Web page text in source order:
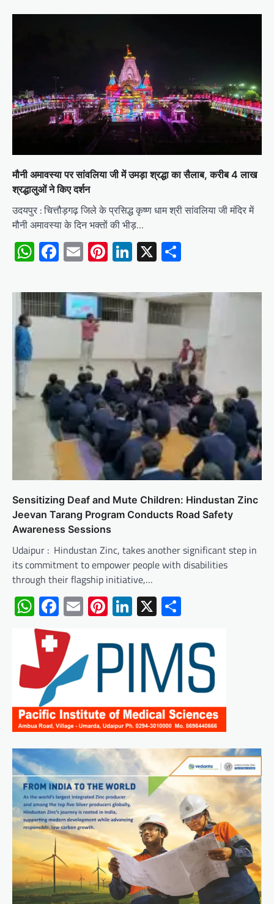
मौनी अमावस्या पर सांवलिया जी में उमड़ा श्रद्धा का सैलाब, करीब 4 लाख
श्रद्धालुओं ने किए दर्शन
उदयपुर : चित्तौड़गढ़ जिले के प्रसिद्ध कृष्ण धाम श्री सांवलिया जी मंदिर में
मौनी अमावस्या के दिन भक्तों की भीड़…
WhatsApp
Facebook
EmailPinterest
LinkedIn
X
Sensitizing Deaf and Mute Children: Hindustan Zinc
Jeevan Tarang Program Conducts Road Safety
Awareness Sessions
Udaipur : Hindustan Zinc, takes another significant step in
its commitment to empower people with disabilities
through their flagship initiative,…
WhatsApp
Facebook
EmailPinterest
LinkedIn
X